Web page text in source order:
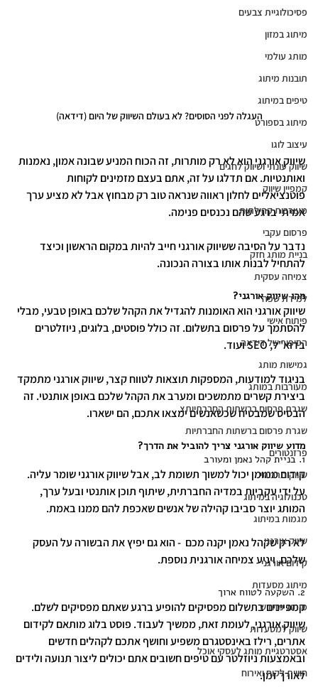
פסיכולוגיית צבעים
מיתוג במזון
מותג עולמי
תובנות מיתוג
טיפים במיתוג
מיתוג בספורט
עיצוב לוגו
שיווק עונתי ושיווק לחגים
קמפיין שיווק
מעורבות קהילתית
פרסום עקבי
בניית מותג חזק
צמיחה עסקית
למידת שפה
פיתוח אישי
הסיפור של דידאה
גמישות מותג
מעורבות במותג
שגרת פרסום ברשתות החברתיותצ
שגרת פרסום ברשתות החברתיות
פרזנטורים
שיווק תרבותי
טכנולוגיה במיתוג
מגמות במיתוג
שיווק אורגני
קידום אורגני
מיתוג מסעדות
מיתוג מחדש
שיווק למסעדות
אסטרטגיית מותג לעסקי אוכל
חוויית לקוח ואירוח
העגלה לפני הסוסים? לא בעולם השיווק של היום (דידאה)
שיווק אורגני הוא לא רק מותרות, זה הכוח המניע שבונה אמון, נאמנות
ואותנטיות. אם תדלגו על זה, אתם בעצם מזמינים לקוחות
פוטנציאליים לחלון ראווה שנראה טוב רק מבחוץ אבל לא מציע ערך
אמיתי ברגע שהם נכנסים פנימה.
נדבר על הסיבה ששיווק אורגני חייב להיות במקום הראשון וכיצד
להתחיל לבנות אותו בצורה הנכונה.
מהו שיווק אורגני?
שיווק אורגני הוא האומנות להגדיל את הקהל שלכם באופן טבעי, מבלי
להסתמך על פרסום בתשלום. זה כולל פוסטים, בלוגים, ניוזלטרים
בדוא"ל, SEO ועוד.
בניגוד למודעות, המספקות תוצאות לטווח קצר, שיווק אורגני מתמקד
ביצירת קשרים מתמשכים ומערב את הקהל שלכם באופן אותנטי. זה
הבסיס שמבטיח שכשאנשים ימצאו אתכם, הם ישארו.
מדוע שיווק אורגני צריך להוביל את הדרך?
1. בניית קהל נאמן ומעורב
קידום ממומן יכול למשוך תשומת לב, אבל שיווק אורגני שומר עליה.
על ידי עקביות במדיה החברתית, שיתוף תוכן אותנטי ובעל ערך,
המותג יוצר סביבו קהילה של אנשים שאכפת להם ממנו באמת.
לא רק שקהל נאמן יקנה מכם  - הוא גם יפיץ את הבשורה על העסק
שלכם, ויניע צמיחה אורגנית נוספת.
2. השקעה לטווח ארוך
קמפיינים בתשלום מפסיקים להופיע ברגע שאתם מפסיקים לשלם.
שיווק אורגני, לעומת זאת, ממשיך לעבוד. פוסט בלוג מותאם לקידום
אתרים, רילז באינסטגרם משפיע וחושף אתכם לקהלים חדשים
ובאמצעות ניוזלטר עם טיפים חשובים אתם יכולים ליצור תנועה ולידים
לאורך זמן.